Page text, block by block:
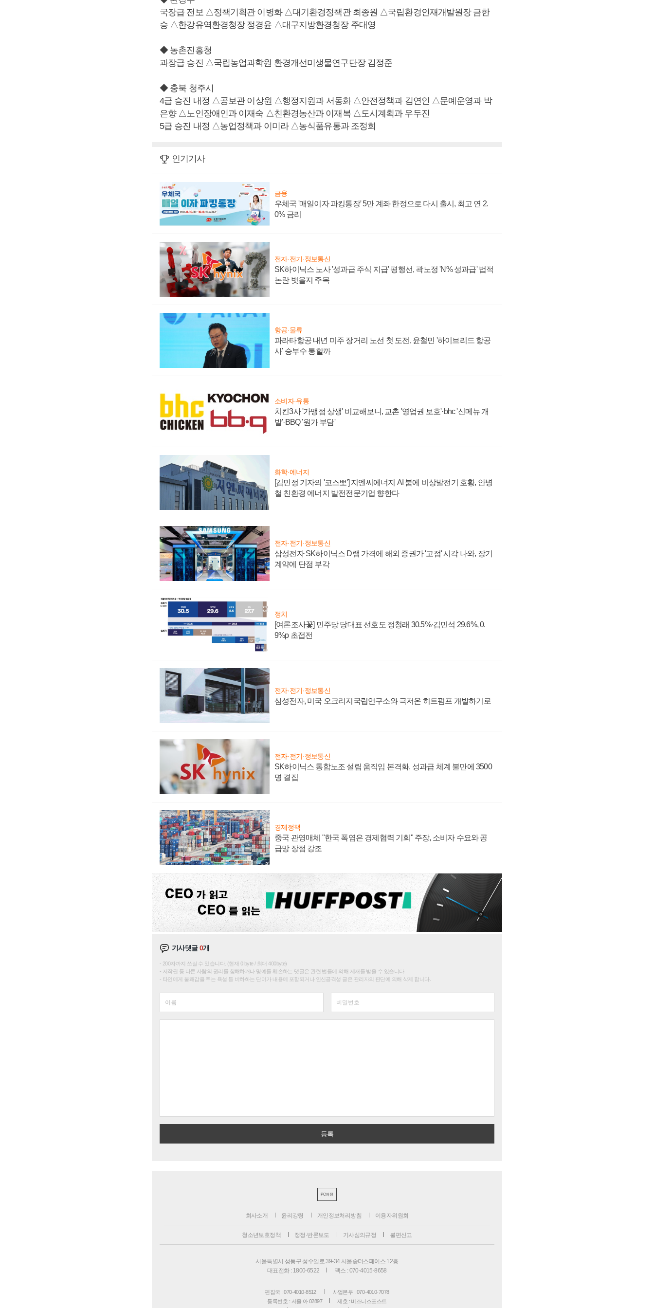
국장급 전보 △정책기획관 이병화 △대기환경정책관 최종원 △국립환경인재개발원장 금한
승 △한강유역환경청장 정경윤 △대구지방환경청장 주대영
◆ 농촌진흥청
과장급 승진 △국립농업과학원 환경개선미생물연구단장 김정준
◆ 충북 청주시
4급 승진 내정 △공보관 이상원 △행정지원과 서동화 △안전정책과 김연인 △문예운영과 박
은향 △노인장애인과 이재숙 △친환경농산과 이재복 △도시계획과 우두진
5급 승진 내정 △농업정책과 이미라 △농식품유통과 조정희
인기기사
금융
우체국 '매일이자 파킹통장' 5만 계좌 한정으로 다시 출시, 최고 연 2.
0% 금리
전자·전기·정보통신
SK하이닉스 노사 '성과급 주식 지급' 평행선, 곽노정 'N% 성과급' 법적
논란 벗을지 주목
항공·물류
파라타항공 내년 미주 장거리 노선 첫 도전, 윤철민 '하이브리드 항공
사' 승부수 통할까
소비자·유통
치킨3사 '가맹점 상생' 비교해보니, 교촌 '영업권 보호'·bhc '신메뉴 개
발'·BBQ '원가 부담'
화학·에너지
[김민정 기자의 '코스뽀'] 지엔씨에너지 AI 붐에 비상발전기 호황, 안병
철 친환경 에너지 발전전문기업 향한다
전자·전기·정보통신
삼성전자 SK하이닉스 D램 가격에 해외 증권가 '고점' 시각 나와, 장기
계약에 단점 부각
정치
[여론조사꽃] 민주당 당대표 선호도 정청래 30.5%·김민석 29.6%, 0.
9%p 초접전
전자·전기·정보통신
삼성전자, 미국 오크리지국립연구소와 극저온 히트펌프 개발하기로
전자·전기·정보통신
SK하이닉스 통합노조 설립 움직임 본격화, 성과급 체계 불만에 3500
명 결집
경제정책
중국 관영매체 "한국 폭염은 경제협력 기회" 주장, 소비자 수요와 공
급망 장점 강조
기사댓글0개
200자까지 쓰실 수 있습니다. (현재 0 byte / 최대 400byte)
저작권 등 다른 사람의 권리를 침해하거나 명예를 훼손하는 댓글은 관련 법률에 의해 제재를 받을 수 있습니다.
타인에게 불쾌감을 주는 욕설 등 비하하는 단어가 내용에 포함되거나 인신공격성 글은 관리자의 판단에 의해 삭제 합니다.
PC버전
회사소개 윤리강령 개인정보처리방침 이용자위원회
청소년보호정책 정정·반론보도 기사심의규정 불편신고
서울특별시 성동구 성수일로 39-34 서울숲더스페이스 12층
대표전화 : 1800-6522
팩스 : 070-4015-8658
편집국 : 070-4010-8512
사업본부 : 070-4010-7078
등록번호 : 서울 아 02897
제호 : 비즈니스포스트